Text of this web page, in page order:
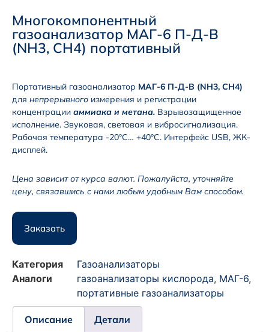
Многокомпонентный
газоанализатор МАГ-6 П-Д-В
(NH3, CH4) портативный
Портативный газоанализатор МАГ-6 П-Д-В (NH3, CH4)
для непрерывного измерения и регистрации
концентрации аммиака и метана. Взрывозащищенное
исполнение. Звуковая, световая и вибросигнализация.
Рабочая температура -20°С… +40°С. Интерфейс USB, ЖК-
дисплей.
Цена зависит от курса валют. Пожалуйста, уточняйте
цену, связавшись с нами любым удобным Вам способом.
Заказать
Категория
Газоанализаторы
Аналоги
газоанализаторы кислорода, МАГ-6,
портативные газоанализаторы
Описание Детали